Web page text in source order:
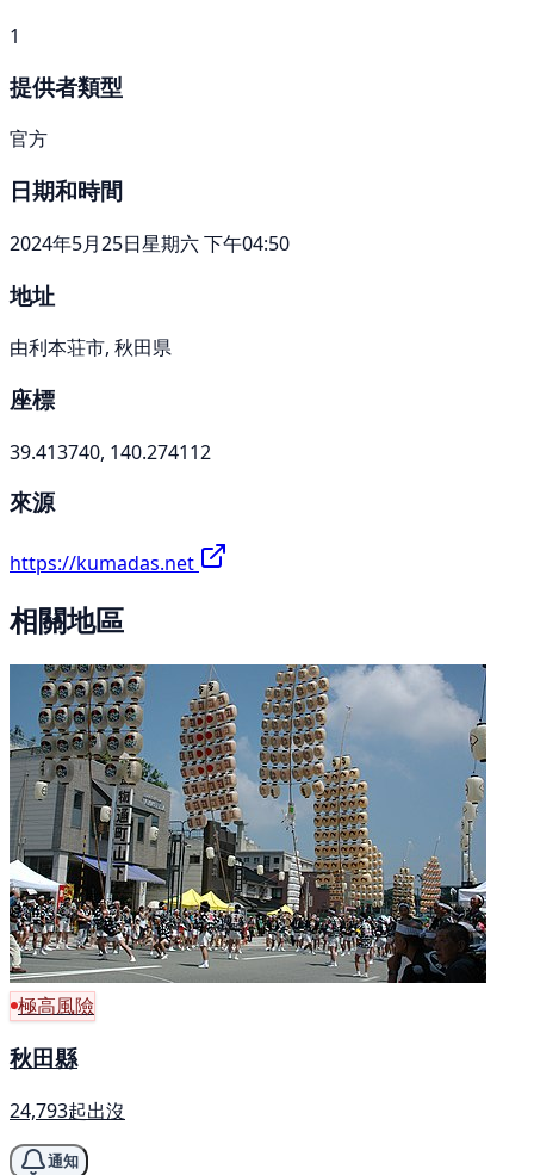
1
提供者類型
官方
日期和時間
2024年5月25日星期六 下午04:50
地址
由利本荘市, 秋田県
座標
39.413740, 140.274112
來源
https://kumadas.net
相關地區
極高風險
秋田縣
24,793起出沒
通知